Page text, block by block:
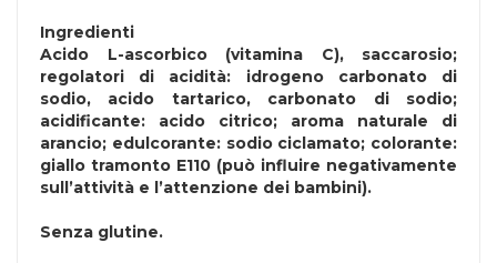
Ingredienti
Acido L-ascorbico (vitamina C), saccarosio;
regolatori di acidità: idrogeno carbonato di
sodio, acido tartarico, carbonato di sodio;
acidificante: acido citrico; aroma naturale di
arancio; edulcorante: sodio ciclamato; colorante:
giallo tramonto E110 (può influire negativamente
sull’attività e l’attenzione dei bambini).
Senza glutine.